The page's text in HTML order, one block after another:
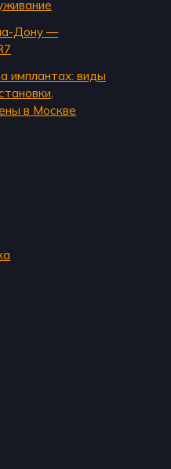
Дону —
имплантах: виды
в Москве